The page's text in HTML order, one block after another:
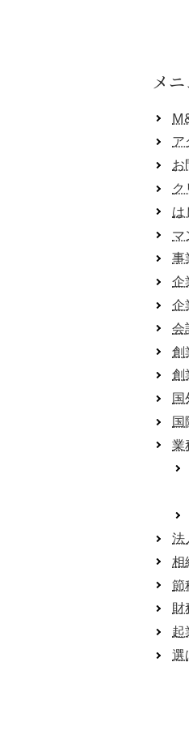
メニ
ア
お
は
マ
事
企
企
会
創
創
国
国
業
法
相
節
財
起
選